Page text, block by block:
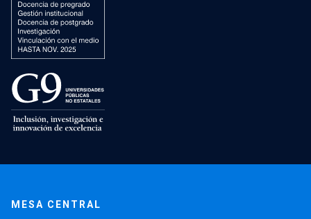
MESA CENTRAL